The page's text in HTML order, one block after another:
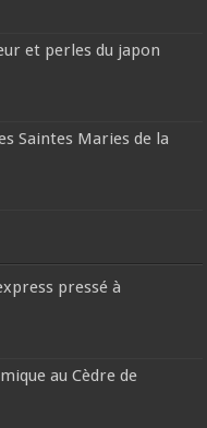
et perles du japon
Saintes Maries de la
pressé à
au Cèdre de